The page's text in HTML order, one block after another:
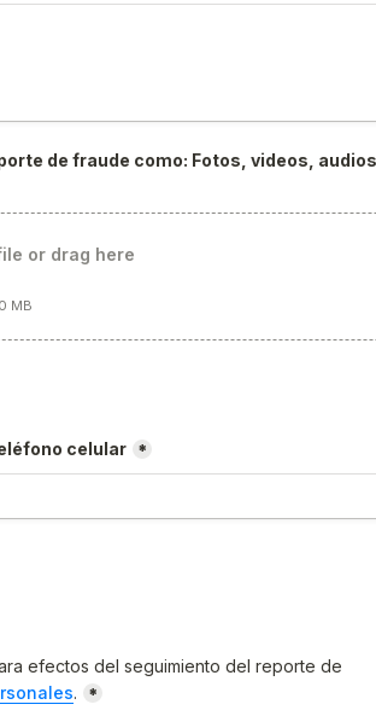
de fraude como: Fotos, videos, audios,
or drag here
MB
celular *
efectos del seguimiento del reporte de
. *